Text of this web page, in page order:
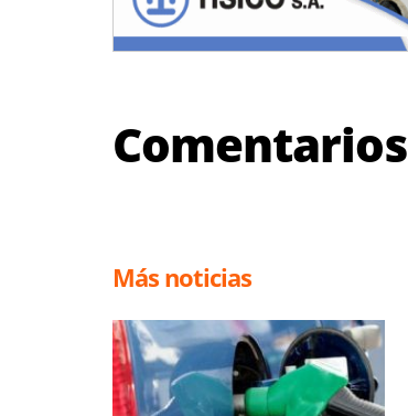
Comentarios
Más noticias